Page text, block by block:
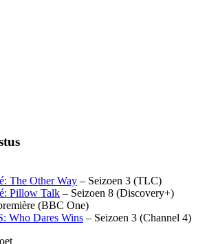
The Other Way – Seizoen 3 (TLC)
Pillow Talk – Seizoen 8 (Discovery+)
(BBC One)
Who Dares Wins – Seizoen 3 (Channel 4)